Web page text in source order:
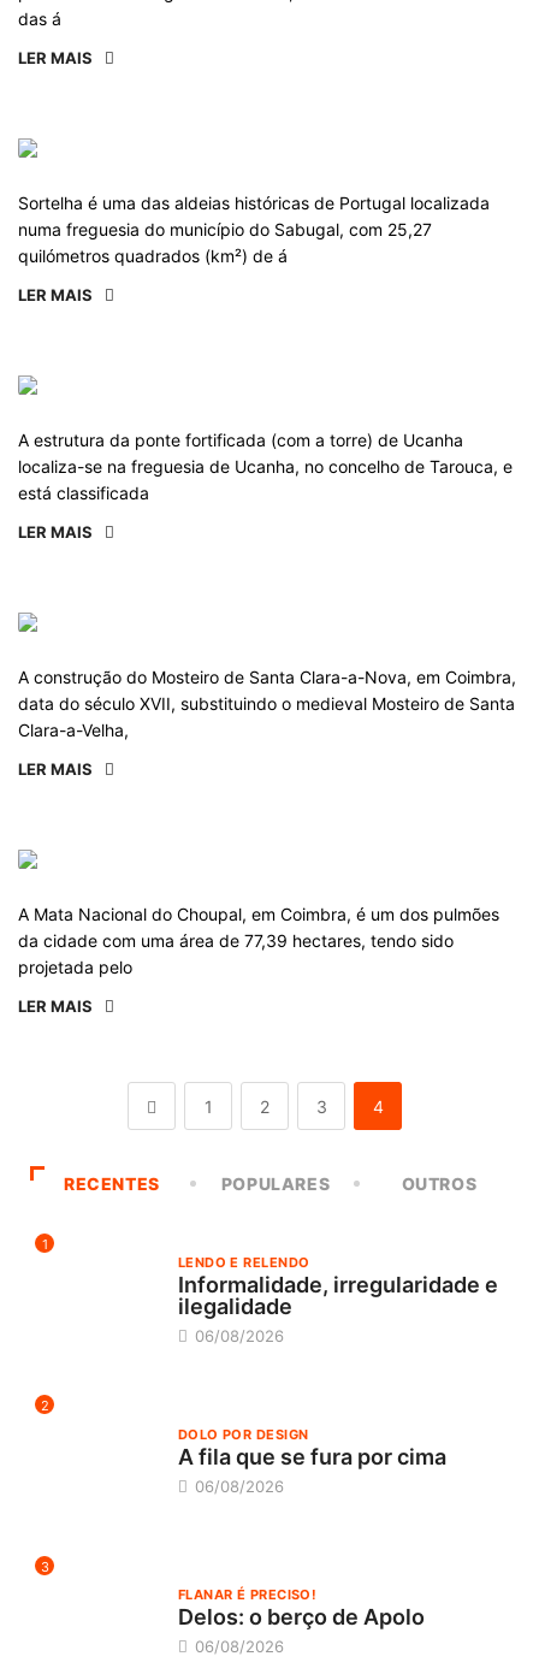
das á
LER MAIS
Sortelha é uma das aldeias históricas de Portugal localizada
numa freguesia do município do Sabugal, com 25,27
quilómetros quadrados (km²) de á
LER MAIS
A estrutura da ponte fortificada (com a torre) de Ucanha
localiza-se na freguesia de Ucanha, no concelho de Tarouca, e
está classificada
LER MAIS
A construção do Mosteiro de Santa Clara-a-Nova, em Coimbra,
data do século XVII, substituindo o medieval Mosteiro de Santa
Clara-a-Velha,
LER MAIS
A Mata Nacional do Choupal, em Coimbra, é um dos pulmões
da cidade com uma área de 77,39 hectares, tendo sido
projetada pelo
LER MAIS
1 2 3 4
RECENTES POPULARES OUTROS
1
LENDO E RELENDO
Informalidade, irregularidade e
ilegalidade
06/08/2026
2
DOLO POR DESIGN
A fila que se fura por cima
06/08/2026
3
FLANAR É PRECISO!
Delos: o berço de Apolo
06/08/2026